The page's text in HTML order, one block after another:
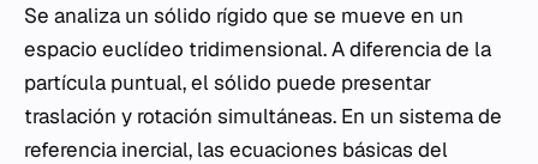
Se analiza un sólido rígido que se mueve en un
espacio euclídeo tridimensional. A diferencia de la
partícula puntual, el sólido puede presentar
traslación y rotación simultáneas. En un sistema de
referencia inercial, las ecuaciones básicas del